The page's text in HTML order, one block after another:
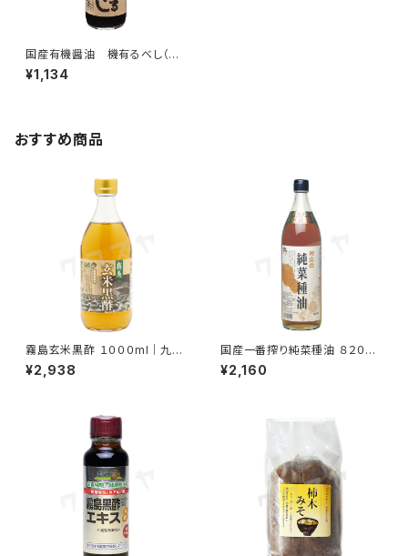
国産有機醤油 機有るべし（と
きあるべし） ５００ml｜有機こい
くちしょうゆ（本醸造）｜大徳醤
¥1,134
おすすめ商品
霧島玄米黒酢 １０００ml｜九州
産玄米100%の壺醸造｜霧島黒
酢
¥2,938
国産一番搾り純菜種油 ８２０g
｜高品質国産菜種を厳選使用
｜村山製油
¥2,160